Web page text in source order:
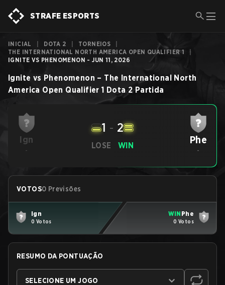
STRAFE ESPORTS
INICIAL DOTA 2 TORNEIOS
THE INTERNATIONAL NORTH AMERICA OPEN QUALIFIER 1
IGNITE VS PHENOMENON - JUN 11, 2026
Ignite vs Phenomenon – The International North
America Open Qualifier 1 Dota 2 Partida
Ign
-
LOSE
1 - 2
WIN Phe
-
VOTOS0 Previsões
Ign
0 Votos
WIN Phe
0 Votos
RESUMO DA PONTUAÇÃO
SELECIONE UM JOGO